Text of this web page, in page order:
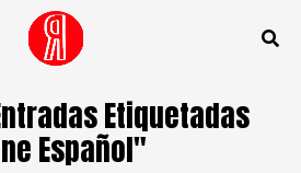
Etiquetadas
Español"